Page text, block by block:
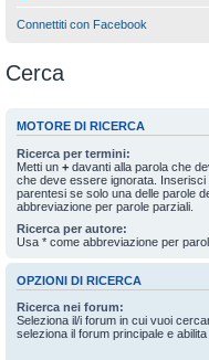
Connettiti con Facebook
Cerca
MOTORE DI RICERCA
Ricerca per termini:
Metti un + davanti alla parola che
che deve essere ignorata.
parentesi se solo una delle parole
abbreviazione per parole parziali.
Ricerca per autore:
Usa * come abbreviazione per
OPZIONI DI RICERCA
Ricerca nei forum:
Seleziona il/i forum in cui vuoi
seleziona il forum principale e abilita